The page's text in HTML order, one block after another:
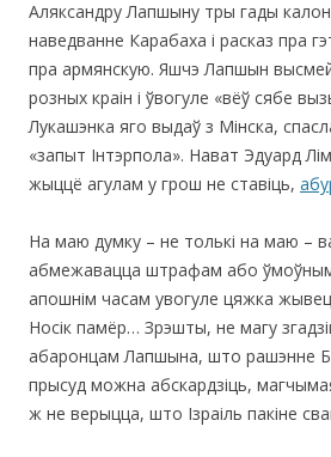
Аляксандру Лапшыну тры гады
наведванне Карабаха і расказ пра
пра армянскую. Яшчэ Лапшын
розных краін і ўвогуле «вёў сябе
Лукашэнка яго выдаў з Мінска,
«запыт Інтэрпола». Нават Эдуард
жыццё агулам у грош не ставіць,
На маю думку – не толькі на маю –
абмежавацца штрафам або
апошнім часам увогуле цяжка
Носік памёр… Зрэшты, не магу
абаронцам Лапшына, што рашэнне
прысуд можна абскардзіць,
ж не верыцца, што Ізраіль пакіне